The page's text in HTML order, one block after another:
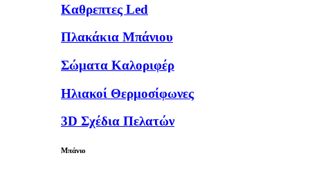
Καθρεπτες Led
Πλακάκια Μπάνιου
Σώματα Καλοριφέρ
Ηλιακοί Θερμοσίφωνες
3D Σχέδια Πελατών
Μπάνιο